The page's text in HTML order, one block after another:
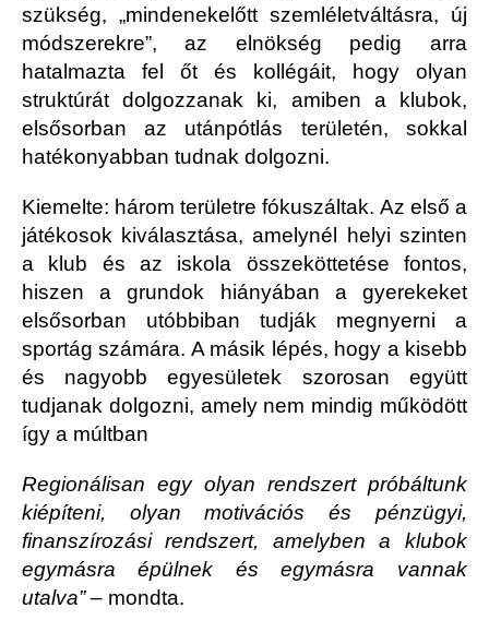
szükség, „mindenekelőtt szemléletváltásra, új
módszerekre”, az elnökség pedig arra
hatalmazta fel őt és kollégáit, hogy olyan
struktúrát dolgozzanak ki, amiben a klubok,
elsősorban az utánpótlás területén, sokkal
hatékonyabban tudnak dolgozni.
Kiemelte: három területre fókuszáltak. Az első a
játékosok kiválasztása, amelynél helyi szinten
a klub és az iskola összeköttetése fontos,
hiszen a grundok hiányában a gyerekeket
elsősorban utóbbiban tudják megnyerni a
sportág számára. A másik lépés, hogy a kisebb
és nagyobb egyesületek szorosan együtt
tudjanak dolgozni, amely nem mindig működött
így a múltban
Regionálisan egy olyan rendszert próbáltunk
kiépíteni, olyan motivációs és pénzügyi,
finanszírozási rendszert, amelyben a klubok
egymásra épülnek és egymásra vannak
utalva”– mondta.